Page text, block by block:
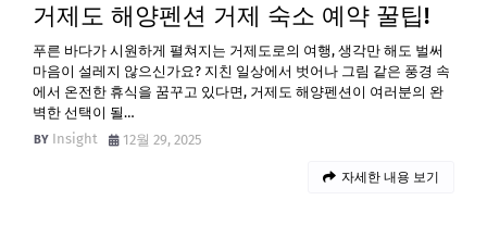
거제도 해양펜션 거제 숙소 예약 꿀팁!
푸른 바다가 시원하게 펼쳐지는 거제도로의 여행, 생각만 해도 벌써
마음이 설레지 않으신가요? 지친 일상에서 벗어나 그림 같은 풍경 속
에서 온전한 휴식을 꿈꾸고 있다면, 거제도 해양펜션이 여러분의 완
벽한 선택이 될…
Insight
12월 29, 2025
자세한 내용 보기